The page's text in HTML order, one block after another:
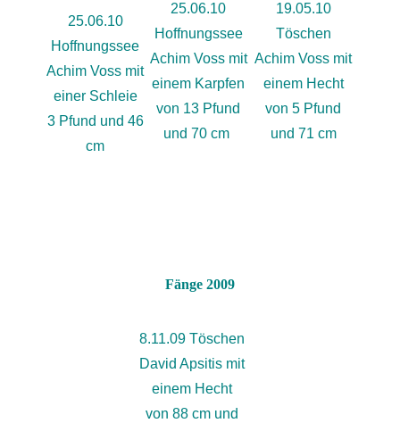
25.06.10
Hoffnungssee
Achim Voss mit
einer Schleie
3 Pfund und 46
cm
25.06.10
Hoffnungssee
Achim Voss mit
einem Karpfen
von 13 Pfund
und 70 cm
19.05.10
Töschen
Achim Voss mit
einem Hecht
von 5 Pfund
und 71 cm
Fänge 2009
8.11.09 Töschen
David Apsitis mit
einem Hecht
von 88 cm und